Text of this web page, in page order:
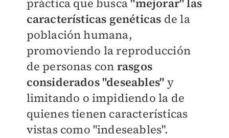
práctica que busca"mejorar" las
características genéticas de la
población humana,
promoviendo la reproducción
de personas con rasgos
considerados "deseables" y
limitando o impidiendo la de
quienes tienen características
vistas como "indeseables".